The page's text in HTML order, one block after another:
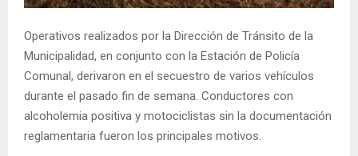
Operativos realizados por la Dirección de Tránsito de la
Municipalidad, en conjunto con la Estación de Policía
Comunal, derivaron en el secuestro de varios vehículos
durante el pasado fin de semana. Conductores con
alcoholemia positiva y motociclistas sin la documentación
reglamentaria fueron los principales motivos.